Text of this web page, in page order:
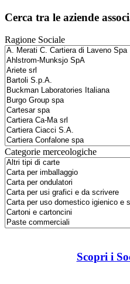
Cerca tra le aziende
Ragione Sociale
Categorie merceologiche
Scopri i